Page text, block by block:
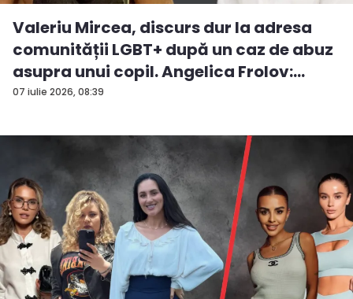
07 iulie 2026, 08:39
Valeriu Mircea, discurs dur la adresa
comunității LGBT+ după un caz de abuz
asupra unui copil. Angelica Frolov:
„Cum...